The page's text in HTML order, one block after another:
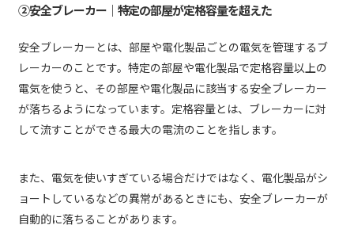
②安全ブレーカー｜特定の部屋が定格容量を超えた
安全ブレーカーとは、部屋や電化製品ごとの電気を管理するブ
レーカーのことです。特定の部屋や電化製品で定格容量以上の
電気を使うと、その部屋や電化製品に該当する安全ブレーカー
が落ちるようになっています。定格容量とは、ブレーカーに対
して流すことができる最大の電流のことを指します。
また、電気を使いすぎている場合だけではなく、電化製品がシ
ョートしているなどの異常があるときにも、安全ブレーカーが
自動的に落ちることがあります。